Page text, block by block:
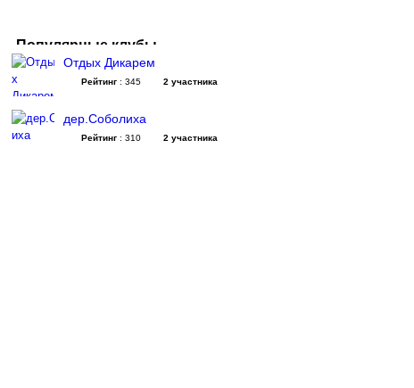
Популярные клубы
Отдых Дикарем
Рейтинг : 345 2 участника
дер.Соболиха
Рейтинг : 310 2 участника